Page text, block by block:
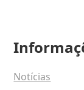
Notícias